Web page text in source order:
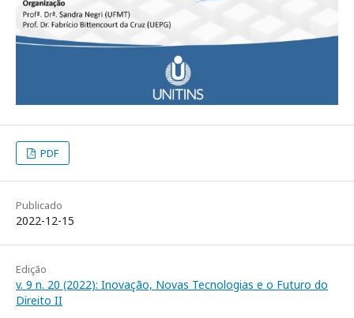
PDF
Publicado
2022-12-15
Edição
v. 9 n. 20 (2022): Inovação, Novas Tecnologias e o Futuro do
Direito II